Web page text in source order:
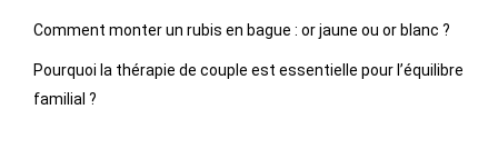
Comment monter un rubis en bague : or jaune ou or blanc ?
Pourquoi la thérapie de couple est essentielle pour l’équilibre
familial ?